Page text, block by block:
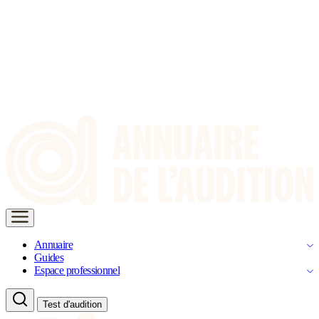
Annuaire
Guides
Espace professionnel
Test d'audition